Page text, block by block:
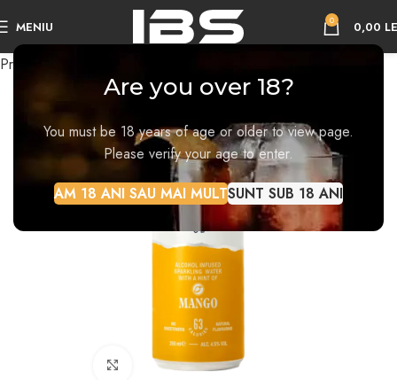
Are you over 18?
You must be 18 years of age or older to view page.
Please verify your age to enter.
AM 18 ANI SAU MAI MULTSUNT SUB 18 ANI
MENIU 0 0,00
Prima pagină
Faceți click pentru a mări